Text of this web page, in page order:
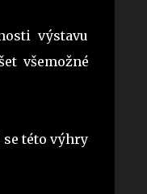
výstavu
všemožné
se této výhry